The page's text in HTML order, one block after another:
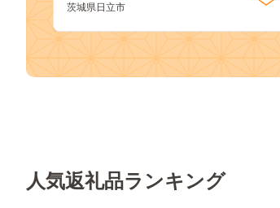
茨城県日立市
人気返礼品ランキング